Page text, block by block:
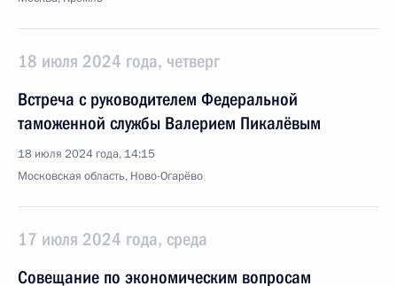
18 июля 2024 года, четверг
Встреча с руководителем Федеральной
таможенной службы Валерием Пикалёвым
18 июля 2024 года, 14:15
Московская область, Ново-Огарёво
17 июля 2024 года, среда
Совещание по экономическим вопросам